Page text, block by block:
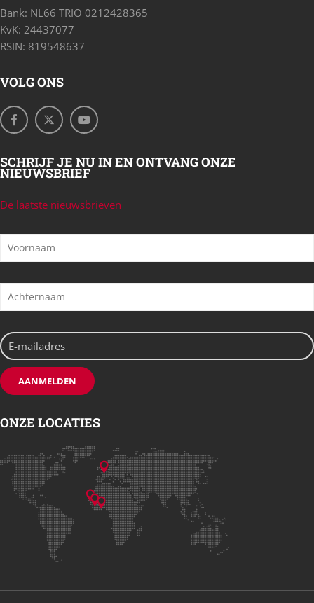
Bank: NL66 TRIO 0212428365
KvK: 24437077
RSIN: 819548637
VOLG ONS
SCHRIJF JE NU IN EN ONTVANG ONZE
NIEUWSBRIEF
De laatste nieuwsbrieven
ONZE LOCATIES